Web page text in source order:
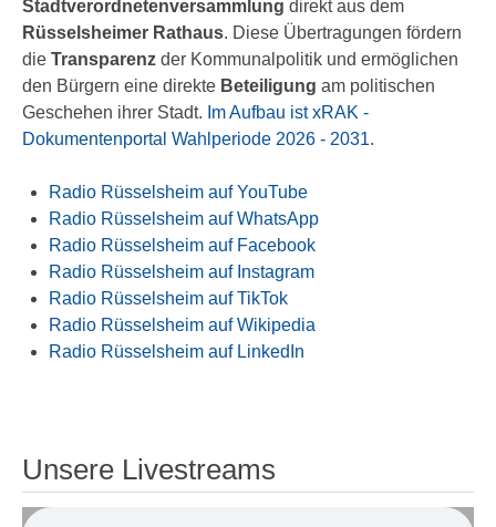
Stadtverordnetenversammlung direkt aus dem
Rüsselsheimer Rathaus. Diese Übertragungen fördern
die Transparenz der Kommunalpolitik und ermöglichen
den Bürgern eine direkte Beteiligung am politischen
Geschehen ihrer Stadt. Im Aufbau ist xRAK -
Dokumentenportal Wahlperiode 2026 - 2031.
Radio Rüsselsheim auf YouTube
Radio Rüsselsheim auf WhatsApp
Radio Rüsselsheim auf Facebook
Radio Rüsselsheim auf Instagram
Radio Rüsselsheim auf TikTok
Radio Rüsselsheim auf Wikipedia
Radio Rüsselsheim auf LinkedIn
Unsere Livestreams